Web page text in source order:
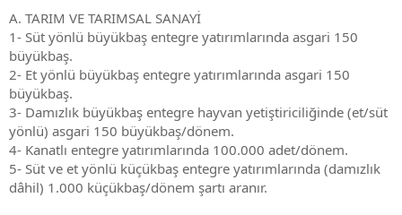
A. TARIM VE TARIMSAL SANAYİ
1- Süt yönlü büyükbaş entegre yatırımlarında asgari 150
büyükbaş.
2- Et yönlü büyükbaş entegre yatırımlarında asgari 150
büyükbaş.
3- Damızlık büyükbaş entegre hayvan yetiştiriciliğinde (et/süt
yönlü) asgari 150 büyükbaş/dönem.
4- Kanatlı entegre yatırımlarında 100.000 adet/dönem.
5- Süt ve et yönlü küçükbaş entegre yatırımlarında (damızlık
dâhil) 1.000 küçükbaş/dönem şartı aranır.